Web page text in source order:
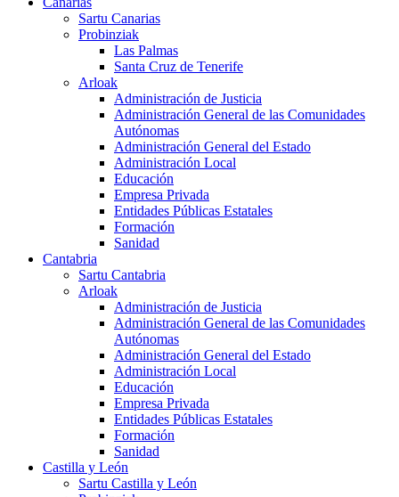
Sartu Canarias
Probinziak
Las Palmas
Santa Cruz de Tenerife
Arloak
Administración de Justicia
Administración General de las Comunidades
Autónomas
Administración General del Estado
Administración Local
Educación
Empresa Privada
Entidades Públicas Estatales
Formación
Sanidad
Cantabria
Sartu Cantabria
Arloak
Administración de Justicia
Administración General de las Comunidades
Autónomas
Administración General del Estado
Administración Local
Educación
Empresa Privada
Entidades Públicas Estatales
Formación
Sanidad
Castilla y León
Sartu Castilla y León